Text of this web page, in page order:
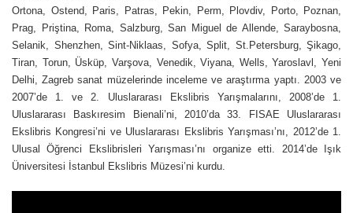
Ortona, Ostend, Paris, Patras, Pekin, Perm, Plovdiv, Porto, Poznan,
Prag, Priştina, Roma, Salzburg, San Miguel de Allende, Saraybosna,
Selanik, Shenzhen, Sint-Niklaas, Sofya, Split, St.Petersburg, Şikago,
Tiran, Torun, Üsküp, Varşova, Venedik, Viyana, Wells, Yaroslavl, Yeni
Delhi, Zagreb sanat müzelerinde inceleme ve araştırma yaptı. 2003 ve
2007’de 1. ve 2. Uluslararası Ekslibris Yarışmalarını, 2008’de 1.
Uluslararası Baskıresim Bienali’ni, 2010’da 33. FISAE Uluslararası
Ekslibris Kongresi’ni ve Uluslararası Ekslibris Yarışması’nı, 2012’de 1.
Ulusal Öğrenci Ekslibrisleri Yarışması’nı organize etti. 2014’de Işık
Üniversitesi İstanbul Ekslibris Müzesi’ni kurdu.